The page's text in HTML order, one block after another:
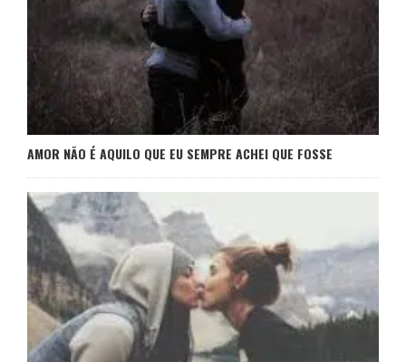
AMOR NÃO É AQUILO QUE EU SEMPRE ACHEI QUE FOSSE